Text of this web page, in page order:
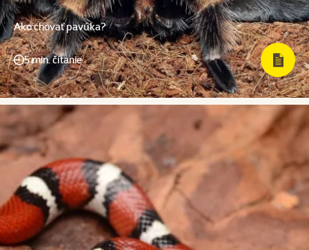
Ako chovať pavúka?
5 min. čítanie